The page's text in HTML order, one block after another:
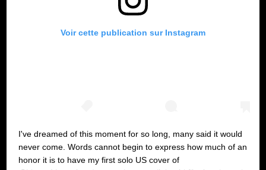
Voir cette publication sur Instagram
I've dreamed of this moment for so long, many said it would
never come. Words cannot begin to express how much of an
honor it is to have my first solo US cover of